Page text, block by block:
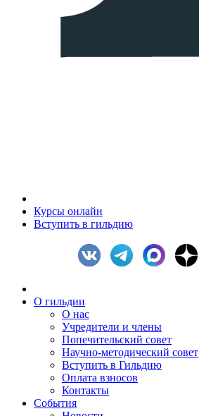
Курсы онлайн
Вступить в гильдию
О гильдии
О нас
Учредители и члены
Попечительский совет
Научно-методический совет
Вступить в Гильдию
Оплата взносов
Контакты
События